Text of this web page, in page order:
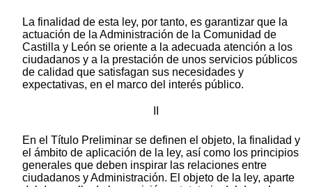
La finalidad de esta ley, por tanto, es garantizar que la
actuación de la Administración de la Comunidad de
Castilla y León se oriente a la adecuada atención a los
ciudadanos y a la prestación de unos servicios públicos
de calidad que satisfagan sus necesidades y
expectativas, en el marco del interés público.
En el Título Preliminar se definen el objeto, la finalidad y
el ámbito de aplicación de la ley, así como los principios
generales que deben inspirar las relaciones entre
ciudadanos y Administración. El objeto de la ley, aparte